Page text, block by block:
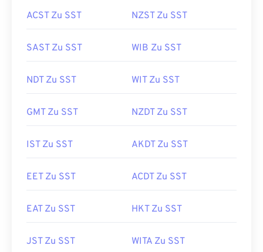
ACST Zu SST NZST Zu SST
SAST Zu SST WIB Zu SST
NDT Zu SST WIT Zu SST
GMT Zu SST NZDT Zu SST
IST Zu SST AKDT Zu SST
EET Zu SST ACDT Zu SST
EAT Zu SST HKT Zu SST
JST Zu SST WITA Zu SST